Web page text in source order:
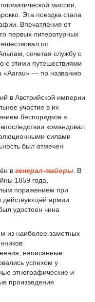
миссии,
Эта поездка стала
Впечатления от
первых литературных
по
сочетая службу с
с этими путешествиями
«Aarau» — по названию
в Австрийской империи
участие в их
беспорядков в
командовал
силами
был отмечен
в генерал-майоры . В
1859 года,
поражением при
действующей армии.
удостоен чина
из наиболее заметных
написанные
успехом у
этнографические и
произведения